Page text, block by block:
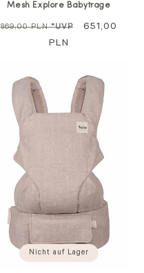
Mesh Explore Babytrage
Regulärer
869,00 PLN*UVP Sale
651,00
PLN
Nicht auf Lager